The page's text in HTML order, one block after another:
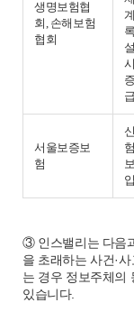
생명보험협
회, 손해보험
협회
서울보증보
험
입
③ 인스밸리는 다음
을 초래하는 사건·
는 경우 정보주체의
있습니다.